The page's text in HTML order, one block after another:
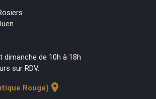
dimanche de 10h à 18h
sur RDV.
Rouge) location_on